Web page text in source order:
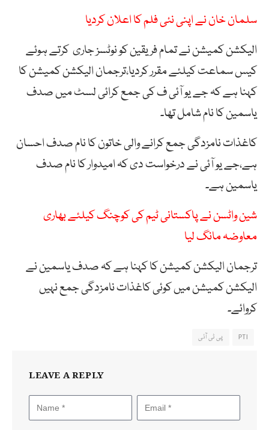
سلمان خان نے اپنی نئی فلم کا اعلان کردیا
الیکشن کمیشن نے تمام فریقین کو نوٹسز جاری کرتے ہوئے
کیس سماعت کیلئے مقرر کردیا،ترجمان الیکشن کمیشن کا
کہنا ہے کہ جے یو آئی ف کی جمع کرائی لسٹ میں صدف
یاسمین کا نام شامل تھا۔
کاغذات نامزدگی جمع کرانے والی خاتون کا نام صدف احسان
ہے،جے یو آئی نے درخواست دی کہ امیدوار کا نام صدف
یاسمین ہے۔
شین واٹسن نے پاکستانی ٹیم کی کوچنگ کیلئے بھاری
معاوضہ مانگ لیا
ترجمان الیکشن کمیشن کا کہنا ہے کہ صدف یاسمین نے
الیکشن کمیشن میں کوئی کاغذات نامزدگی جمع نہیں
کروائے۔
PTI پی ٹی آئی
LEAVE A REPLY